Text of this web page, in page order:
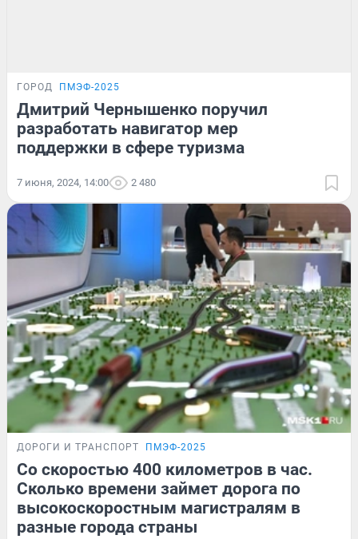
ГОРОД ПМЭФ-2025
Дмитрий Чернышенко поручил
разработать навигатор мер
поддержки в сфере туризма
7 июня, 2024, 14:00 2 480
ДОРОГИ И ТРАНСПОРТ ПМЭФ-2025
Со скоростью 400 километров в час.
Сколько времени займет дорога по
высокоскоростным магистралям в
разные города страны